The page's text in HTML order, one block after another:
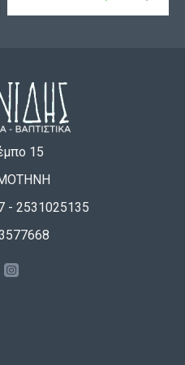
15
- 2531025135